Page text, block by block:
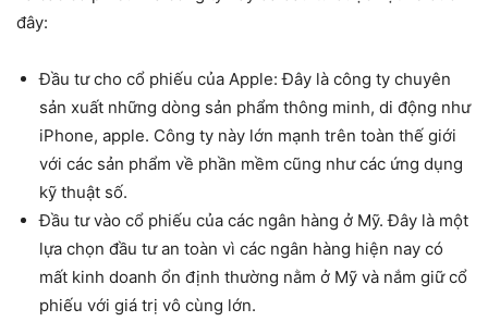
đây:
Đầu tư cho cổ phiếu của Apple: Đây là công ty chuyên
sản xuất những dòng sản phẩm thông minh, di động như
iPhone, apple. Công ty này lớn mạnh trên toàn thế giới
với các sản phẩm về phần mềm cũng như các ứng dụng
kỹ thuật số.
Đầu tư vào cổ phiếu của các ngân hàng ở Mỹ. Đây là một
lựa chọn đầu tư an toàn vì các ngân hàng hiện nay có
mất kinh doanh ổn định thường nằm ở Mỹ và nắm giữ cổ
phiếu với giá trị vô cùng lớn.